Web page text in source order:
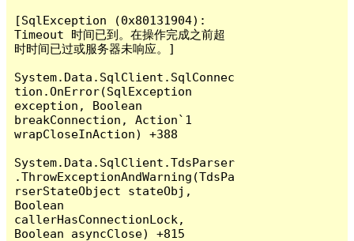
[SqlException (0x80131904):
Timeout 时间已到。在操作完成之前超
时时间已过或服务器未响应。]
System.Data.SqlClient.SqlConnec
tion.OnError(SqlException
exception, Boolean
breakConnection, Action`1
wrapCloseInAction) +388
System.Data.SqlClient.TdsParser
.ThrowExceptionAndWarning(TdsPa
rserStateObject stateObj,
Boolean
callerHasConnectionLock,
Boolean asyncClose) +815